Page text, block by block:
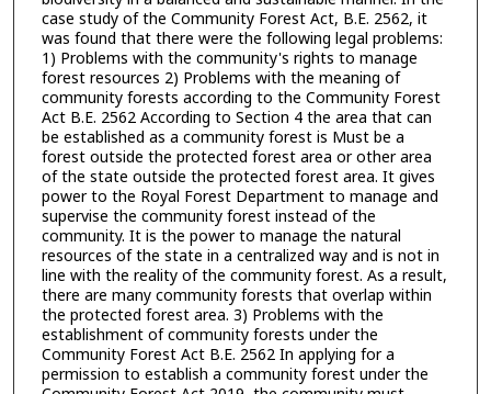
case study of the Community Forest Act, B.E. 2562, it
was found that there were the following legal problems:
1) Problems with the community's rights to manage
forest resources 2) Problems with the meaning of
community forests according to the Community Forest
Act B.E. 2562 According to Section 4 the area that can
be established as a community forest is Must be a
forest outside the protected forest area or other area
of the state outside the protected forest area. It gives
power to the Royal Forest Department to manage and
supervise the community forest instead of the
community. It is the power to manage the natural
resources of the state in a centralized way and is not in
line with the reality of the community forest. As a result,
there are many community forests that overlap within
the protected forest area. 3) Problems with the
establishment of community forests under the
Community Forest Act B.E. 2562 In applying for a
permission to establish a community forest under the